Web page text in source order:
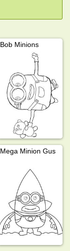
Bob Minions
Mega Minion Gus